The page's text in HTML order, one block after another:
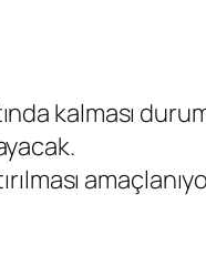
kalması